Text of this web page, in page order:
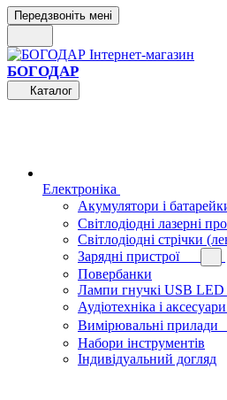
Передзвоніть мені
БОГОДАР
Каталог
Електроніка
Акумулятори і
Світлодіодні лазерні
Світлодіодні стрічки
Зарядні пристрої
Повербанки
Лампи гнучкі USB
Аудіотехніка і аксесуари
Вимірювальні прилади
Набори інструментів
Індивідуальний догляд